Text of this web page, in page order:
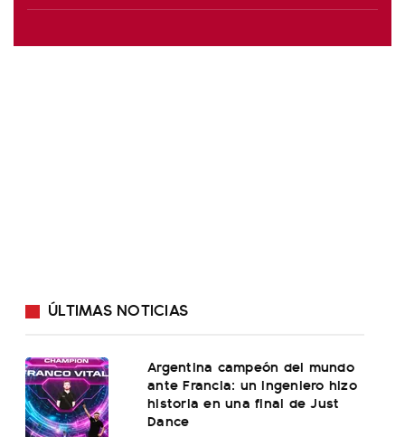
ÚLTIMAS NOTICIAS
Argentina campeón del mundo
ante Francia: un ingeniero hizo
historia en una final de Just
Dance